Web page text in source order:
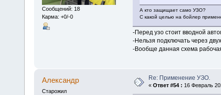
Сообщений: 18
Карма: +0/-0
А кто защищает само УЗО?
С какой целью на бойлер
-Перед узо стоит вводной
-Нельзя подключать через
-Вообще данная схема
Алексaндр
Старожил
Re: Применение УЗО.
« Ответ #54 : 16 Февраль